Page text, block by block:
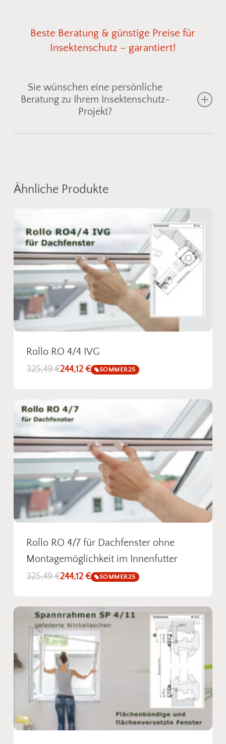
Beste Beratung & günstige Preise für
Insektenschutz – garantiert!
Sie wünschen eine persönliche
Beratung zu Ihrem Insektenschutz-
Projekt?
Einbausituation. Senden Sie uns einfach ein Foto
vom gewünschten Bereich, und wir zeigen Ihnen
Spannrahmenaus
unserem Sortiment. So einfach kann
Insektenschutz sein!
Fotos senden
Ähnliche Produkte
Rollo RO 4/4 IVG
325,49€244,12 € SOMMER25
Rollo RO 4/7 für Dachfenster ohne
Montagemöglichkeit im Innenfutter
325,49€244,12 € SOMMER25